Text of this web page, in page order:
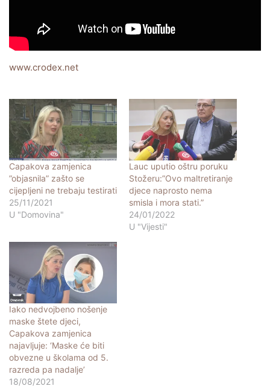
www.crodex.net
Capakova zamjenica
”objasnila” zašto se
cijepljeni ne trebaju testirati
25/11/2021
U "Domovina"
Lauc uputio oštru poruku
Stožeru:”Ovo maltretiranje
djece naprosto nema
smisla i mora stati.”
24/01/2022
U "Vijesti"
Iako nedvojbeno nošenje
maske štete djeci,
Capakova zamjenica
najavljuje: ‘Maske će biti
obvezne u školama od 5.
razreda pa nadalje’
18/08/2021